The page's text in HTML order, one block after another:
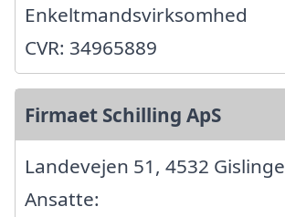
Enkeltmandsvirksomhed
CVR: 34965889
Firmaet Schilling ApS
Landevejen 51, 4532 Gislinge
Ansatte: